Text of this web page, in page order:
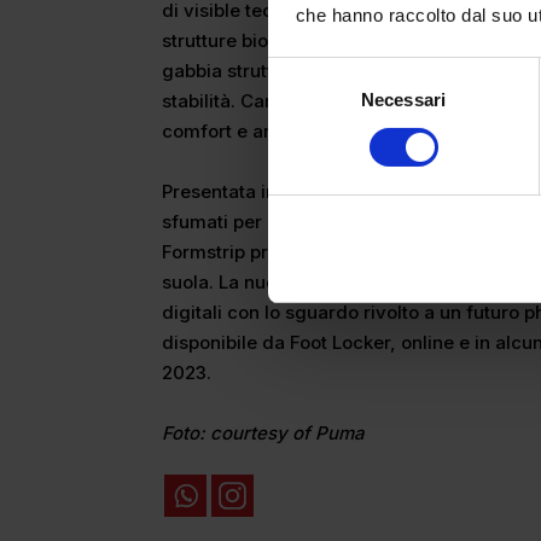
che hanno raccolto dal suo
Selezione
del
consenso
Necessari
di visible technology, un’espressione
strutture biologiche. La suola ultramorbida,
gabbia strutturale che crea una soluzione
stabilità. Caratteristica che offre a chi la
comfort e ammortizzazione.
Presentata in l’esclusiva per Foot Locker
sfumati per la suola mentre la tomaia è
Formstrip presenta un motivo geometrico
suola. La nuova Exotek NITRO™, unica
digitali con lo sguardo rivolto a un futuro
disponibile da Foot Locker, online e in
2023.
Foto: courtesy of Puma